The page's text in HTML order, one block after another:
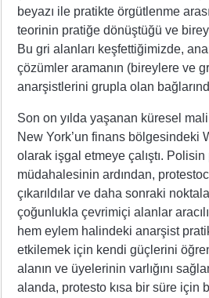
beyazı ile pratikte örgütlenme
teorinin pratiğe dönüştüğü ve
Bu gri alanları keşfettiğimizde,
çözümler aramanın (bireylere ve
anarşistlerini grupla olan
Son on yılda yaşanan küresel
New York’un finans bölgesindeki
olarak işgal etmeye çalıştı.
müdahalesinin ardından,
çıkarıldılar ve daha sonraki
çoğunlukla çevrimiçi alanlar
hem eylem halindeki anarşist
etkilemek için kendi güçlerini
alanın ve üyelerinin varlığını
alanda, protesto kısa bir süre için